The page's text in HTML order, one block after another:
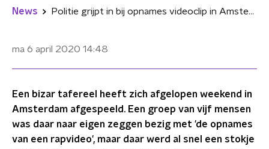
News Politie grijpt in bij opnames videoclip in Amsterdam
ma 6 april 2020 14:48
Een bizar tafereel heeft zich afgelopen weekend in
Amsterdam afgespeeld. Een groep van vijf mensen
was daar naar eigen zeggen bezig met 'de opnames
van een rapvideo', maar daar werd al snel een stokje